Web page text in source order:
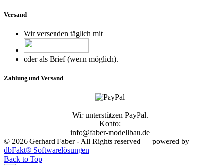
Versand
Wir versenden täglich mit
oder als Brief (wenn möglich).
Zahlung und Versand
Wir unterstützen PayPal.
Konto:
info@faber-modellbau.de
© 2026 Gerhard Faber - All Rights reserved — powered by
dbFakt® Softwarelösungen
Back to Top